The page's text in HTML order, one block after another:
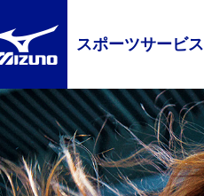
スポーツサービス